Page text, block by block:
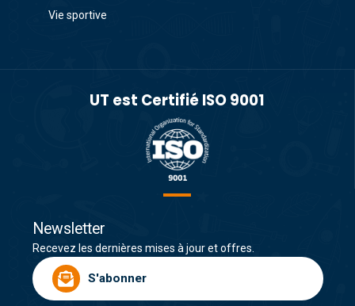
Vie sportive
UT est Certifié ISO 9001
Newsletter
Recevez les dernières mises à jour et offres.
S'abonner